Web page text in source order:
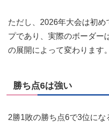
ただし、2026年大会は初
プであり、実際のボーダー
の展開によって変わります。
勝ち点6は強い
2勝1敗の勝ち点6で3位に